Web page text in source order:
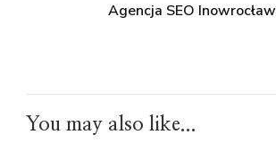
Agencja SEO Inowrocław
You may also like...